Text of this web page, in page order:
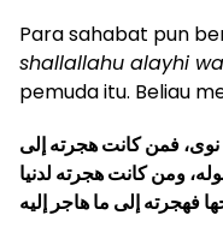
Para sahabat pun
shallallahu alayhi
pemuda itu. Beliau
نوى، فمن كانت هجرته إلى
ومن كانت هجرته لدنيا
فهجرته إلى ما هاجر إليه